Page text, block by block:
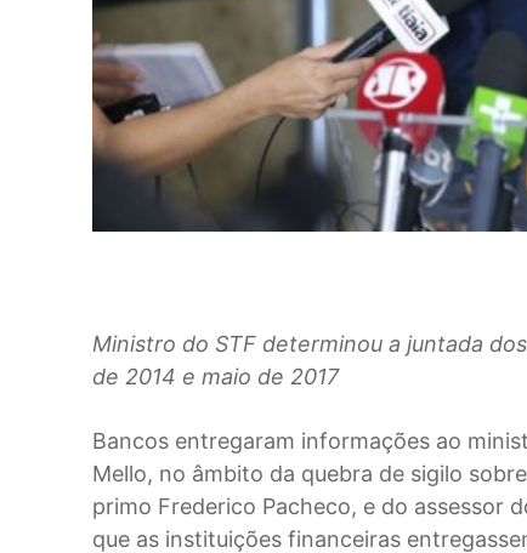
Ministro do STF determinou a juntada
de 2014 e maio de 2017
Bancos entregaram informações ao
Mello, no âmbito da quebra de sigilo
primo Frederico Pacheco, e do assessor
que as instituições financeiras